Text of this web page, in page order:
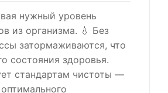
нужный уровень
из организма. 💧 Без
затормаживаются, что
состояния здоровья.
стандартам чистоты —